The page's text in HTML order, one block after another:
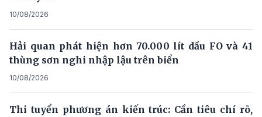
10/08/2026
Hải quan phát hiện hơn 70.000 lít dầu FO và 41
thùng sơn nghi nhập lậu trên biển
10/08/2026
Thi tuyển phương án kiến trúc: Cần tiêu chí rõ,